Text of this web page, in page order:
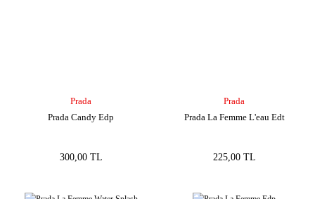
Prada
Prada Candy Edp
300,00 TL
Prada
Prada La Femme L'eau Edt
225,00 TL